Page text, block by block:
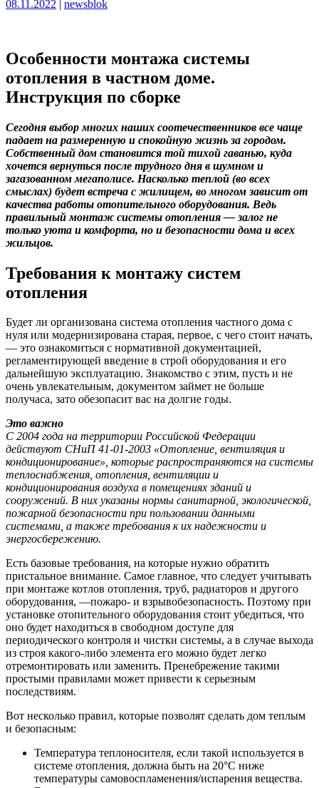
Опубликовано
08.11.2022 | Опубликовано
newsblok
Особенности монтажа системы
отопления в частном доме.
Инструкция по сборке
Сегодня выбор многих наших соотечественников все чаще
падает на размеренную и спокойную жизнь за городом.
Собственный дом становится той тихой гаванью, куда
хочется вернуться после трудного дня в шумном и
загазованном мегаполисе. Насколько теплой (во всех
смыслах) будет встреча с жилищем, во многом зависит от
качества работы отопительного оборудования. Ведь
правильный монтаж системы отопления — залог не
только уюта и комфорта, но и безопасности дома и всех
жильцов.
Требования к монтажу систем
отопления
Будет ли организована система отопления частного дома с
нуля или модернизирована старая, первое, с чего стоит начать,
— это ознакомиться с нормативной документацией,
регламентирующей введение в строй оборудования и его
дальнейшую эксплуатацию. Знакомство с этим, пусть и не
очень увлекательным, документом займет не больше
получаса, зато обезопасит вас на долгие годы.
Это важно
С 2004 года на территории Российской Федерации
действуют СНиП 41-01-2003 «Отопление, вентиляция и
кондиционирование», которые распространяются на системы
теплоснабжения, отопления, вентиляции и
кондиционирования воздуха в помещениях зданий и
сооружений. В них указаны нормы санитарной, экологической,
пожарной безопасности при пользовании данными
системами, а также требования к их надежности и
энергосбережению.
Есть базовые требования, на которые нужно обратить
пристальное внимание. Самое главное, что следует учитывать
при монтаже котлов отопления, труб, радиаторов и другого
оборудования, —пожаро- и взрывобезопасность. Поэтому при
установке отопительного оборудования стоит убедиться, что
оно будет находиться в свободном доступе для
периодического контроля и чистки системы, а в случае выхода
из строя какого-либо элемента его можно будет легко
отремонтировать или заменить. Пренебрежение такими
простыми правилами может привести к серьезным
последствиям.
Вот несколько правил, которые позволят сделать дом теплым
и безопасным:
Температура теплоносителя, если такой используется в
системе отопления, должна быть на 20°С ниже
температуры самовоспламенения/испарения вещества.